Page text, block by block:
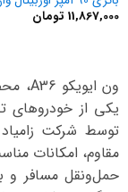
11,867,000 تومان
یکی از خودروهای
توسط شرکت
مقاوم، امکانات
حمل‌ونقل مسافر و